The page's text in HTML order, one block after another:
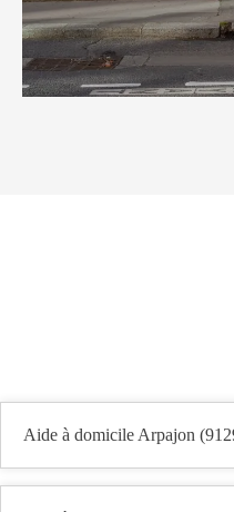
Aide à domicile Arpajon